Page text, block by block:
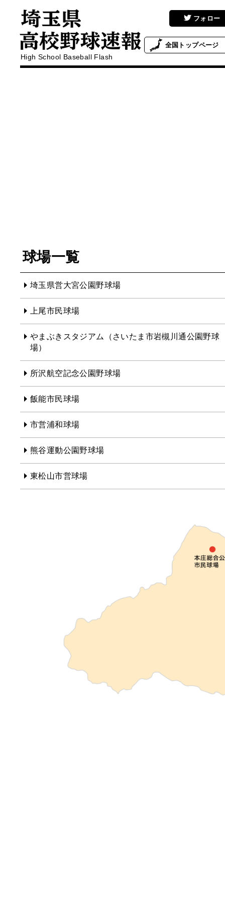
High School Baseball Flash
フォロー
全国 トップページ
球場一覧
埼玉県営大宮公園野球場
上尾市民球場
やまぶきスタジアム（さいたま市岩槻川通公園野球
場）
所沢航空記念公園野球場
飯能市民球場
市営浦和球場
熊谷運動公園野球場
東松山市営球場